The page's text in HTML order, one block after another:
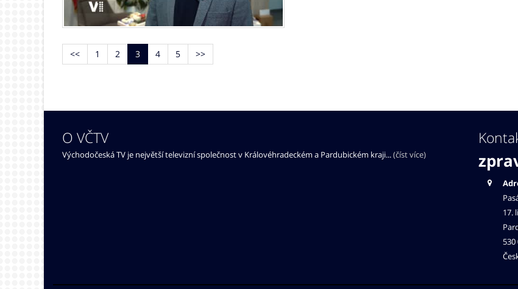
<< 1 2 3 4 5 >>
O VČTV
Východočeská TV je největší televizní společnost v Královéhradeckém a Pardubickém kraji...(číst více)
17.
530